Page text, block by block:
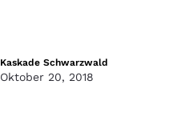
Kaskade Schwarzwald
Oktober 20, 2018